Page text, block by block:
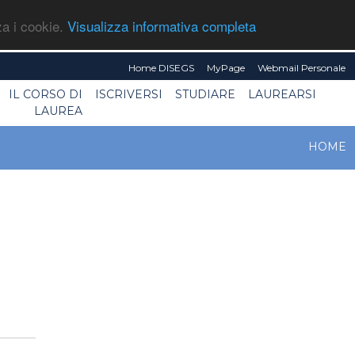
i cookie. Visualizza informativa completa
Home DISEGS MyPage Webmail Personale
IL CORSO DI
LAUREA
ISCRIVERSI STUDIARE LAUREARSI
HOME